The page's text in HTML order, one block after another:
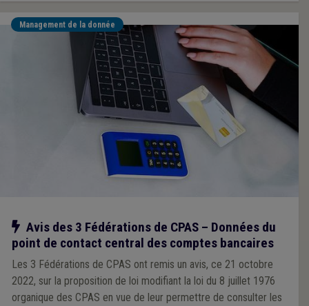
Management de la donnée
Notre action
Avis des 3 Fédérations de CPAS – Données du
point de contact central des comptes bancaires
Les 3 Fédérations de CPAS ont remis un avis, ce 21 octobre
2022, sur la proposition de loi modifiant la loi du 8 juillet 1976
organique des CPAS en vue de leur permettre de consulter les